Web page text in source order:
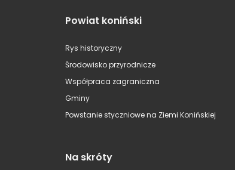
Powiat koniński
Rys historyczny
Środowisko przyrodnicze
Współpraca zagraniczna
Gminy
Powstanie styczniowe na Ziemi Konińskiej
Na skróty